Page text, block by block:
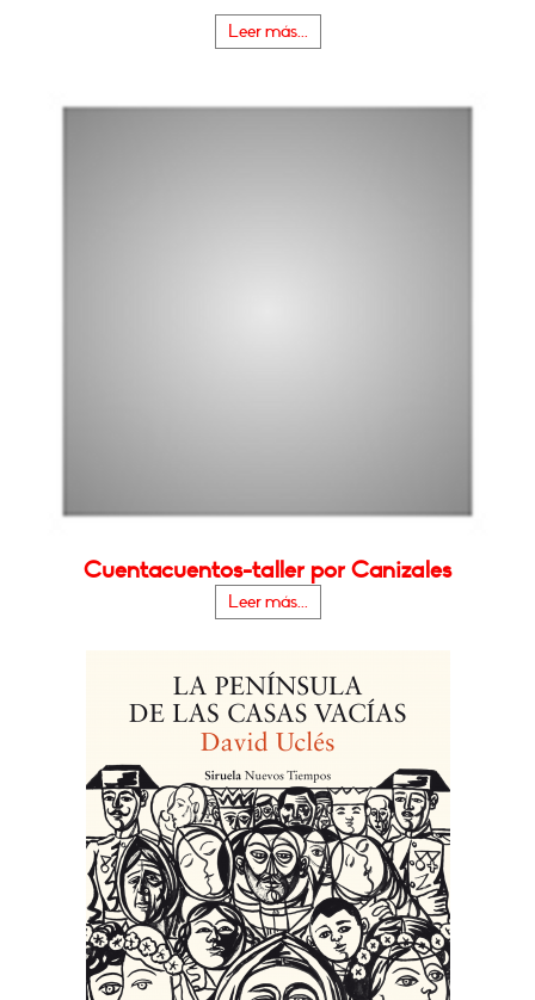
Leer más...
Cuentacuentos-taller por Canizales
Leer más...